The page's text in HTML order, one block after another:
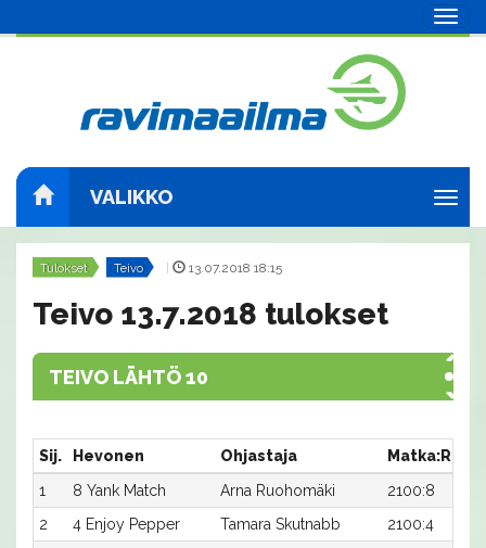
VALIKKO
Tulokset Teivo 13.07.2018 18:15
Teivo 13.7.2018 tulokset
TEIVO LÄHTÖ 10
Sij. Hevonen Ohjastaja
Matka:Rata
1
8 Yank Match Arna Ruohomäki
2100:8
2
4 Enjoy Pepper Tamara Skutnabb
2100:4